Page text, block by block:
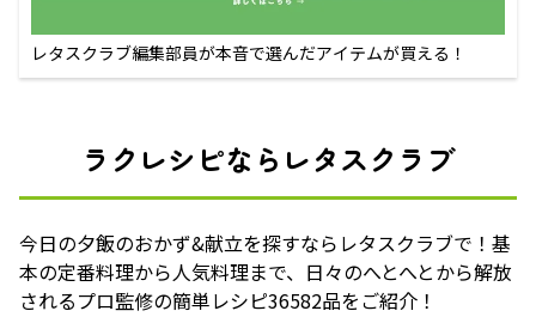
レタスクラブ編集部員が本音で選んだアイテムが買える！
ラクレシピならレタスクラブ
今日の夕飯のおかず&献立を探すならレタスクラブで！基
本の定番料理から人気料理まで、日々のへとへとから解放
されるプロ監修の簡単レシピ36582品をご紹介！